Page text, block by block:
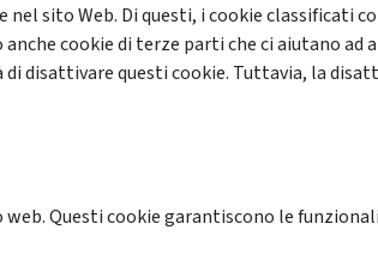
sito Web. Di questi, i cookie classificati
cookie di terze parti che ci aiutano ad
disattivare questi cookie. Tuttavia, la
Questi cookie garantiscono le